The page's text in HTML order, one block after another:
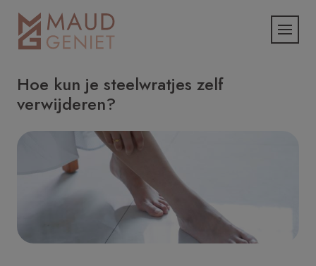
Hoe kun je steelwratjes zelf
verwijderen?